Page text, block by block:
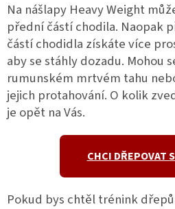
Na nášlapy Heavy Weight
přední částí chodila. Naopak
částí chodidla získáte více
aby se stáhly dozadu. Mohou
rumunském mrtvém tahu
jejich protahování. O kolik
je opět na Vás.
CHCI DŘEPOVAT
Pokud bys chtěl trénink